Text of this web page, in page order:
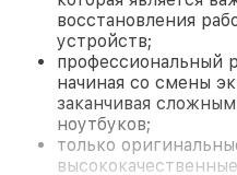
восстановления
устройств;
профессиональный
начиная со смены
заканчивая
ноутбуков;
только